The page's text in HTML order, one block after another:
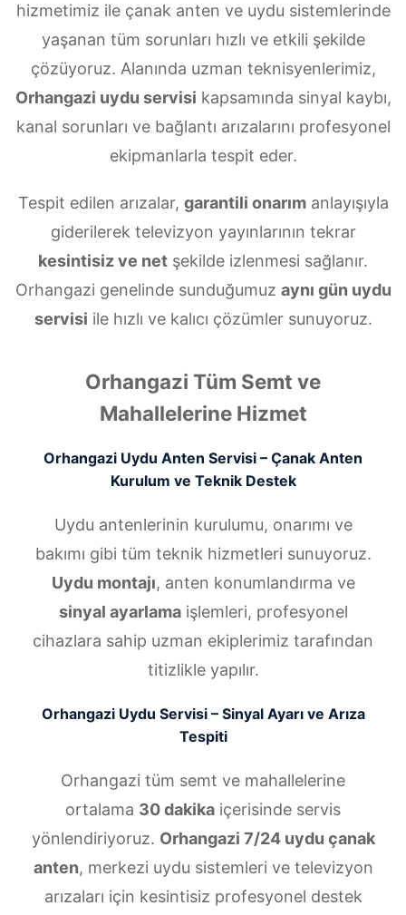
hizmetimiz ile çanak anten ve uydu sistemlerinde
yaşanan tüm sorunları hızlı ve etkili şekilde
çözüyoruz. Alanında uzman teknisyenlerimiz,
Orhangazi uydu servisi kapsamında sinyal kaybı,
kanal sorunları ve bağlantı arızalarını profesyonel
ekipmanlarla tespit eder.
Tespit edilen arızalar, garantili onarımanlayışıyla
giderilerek televizyon yayınlarının tekrar
kesintisiz ve net şekilde izlenmesi sağlanır.
Orhangazi genelinde sunduğumuz aynı gün uydu
servisi ile hızlı ve kalıcı çözümler sunuyoruz.
Orhangazi Tüm Semt ve
Mahallelerine Hizmet
Orhangazi Uydu Anten Servisi – Çanak Anten
Kurulum ve Teknik Destek
Uydu antenlerinin kurulumu, onarımı ve
bakımı gibi tüm teknik hizmetleri sunuyoruz.
Uydu montajı, anten konumlandırma ve
sinyal ayarlamaişlemleri, profesyonel
cihazlara sahip uzman ekiplerimiz tarafından
titizlikle yapılır.
Orhangazi Uydu Servisi – Sinyal Ayarı ve Arıza
Tespiti
Orhangazi tüm semt ve mahallelerine
ortalama 30 dakika içerisinde servis
yönlendiriyoruz. Orhangazi 7/24 uydu çanak
anten, merkezi uydu sistemleri ve televizyon
arızaları için kesintisiz profesyonel destek